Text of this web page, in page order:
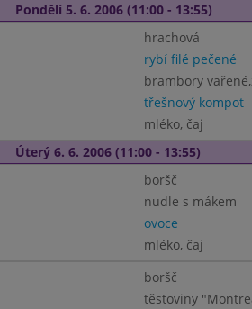
Pondělí 5. 6. 2006 (11:00 - 13:55)
hrachová
rybí filé pečené
brambory
třešnový kompot
mléko, čaj
Úterý 6. 6. 2006 (11:00 - 13:55)
boršč
nudle s mákem
ovoce
mléko, čaj
boršč
těstoviny